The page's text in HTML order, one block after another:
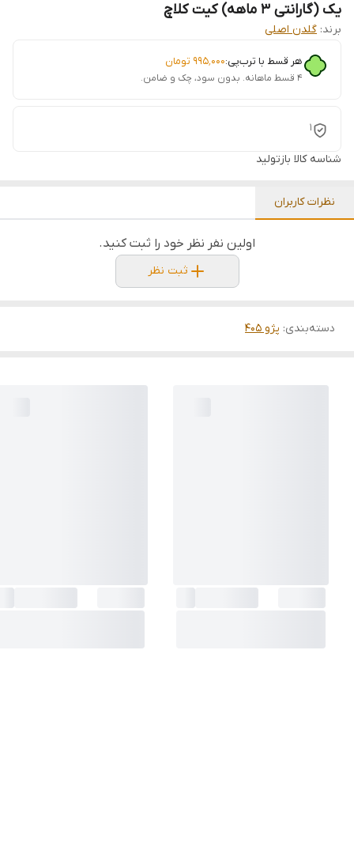
یک (گارانتی 3 ماهه) کیت کلاچ
برند: گلدن اصلی
هر قسط با ترب‌پی:۹۹۵٬۰۰۰ تومان
۴ قسط ماهانه. بدون سود، چک و ضامن.
1
شناسه کالا بازتولید
نظرات کاربران
اولین نفر نظر خود را ثبت کنید.
ثبت نظر
دسته‌بندی: پژو 405